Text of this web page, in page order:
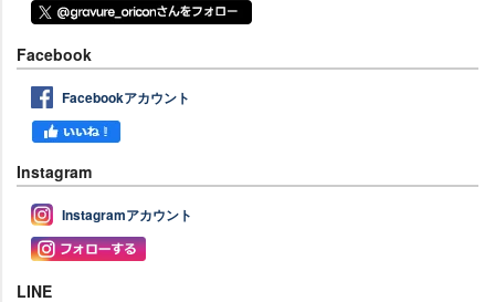
Facebook
Facebookアカウント
Instagram
Instagramアカウント
LINE